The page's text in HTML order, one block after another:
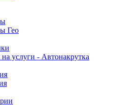
Гео
услуги - Автонакрутка